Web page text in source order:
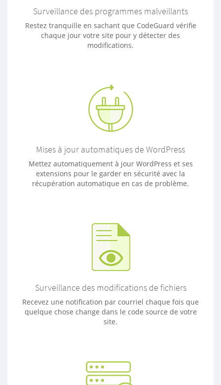
Surveillance des programmes malveillants
Restez tranquille en sachant que CodeGuard vérifie
chaque jour votre site pour y détecter des
modifications.
Mises à jour automatiques de WordPress
Mettez automatiquement à jour WordPress et ses
extensions pour le garder en sécurité avec la
récupération automatique en cas de problème.
Surveillance des modifications de fichiers
Recevez une notification par courriel chaque fois que
quelque chose change dans le code source de votre
site.